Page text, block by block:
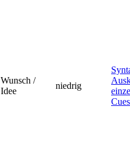
Wunsch /
Idee
niedrig